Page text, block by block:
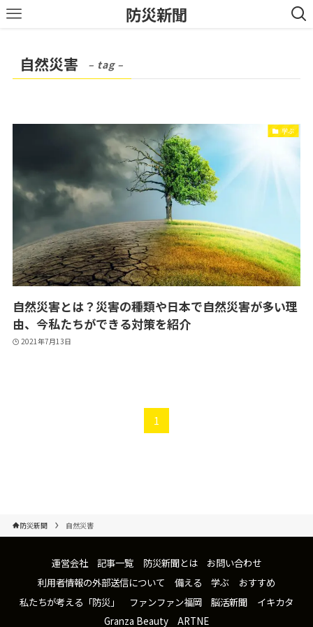
防災新聞
自然災害 – tag –
学ぶ
自然災害とは？災害の種類や日本で自然災害が多い理
由、今私たちができる対策を紹介
2021年7月13日
1
防災新聞 自然災害
運営会社 記事一覧 防災新聞とは
お問い合わせ
利用者情報の外部送信について
備える 学ぶ
おすすめ
私たちが考える「防災」
ファンファン福岡 脳活新聞
イキカタ
Granza Beauty
ARTNE